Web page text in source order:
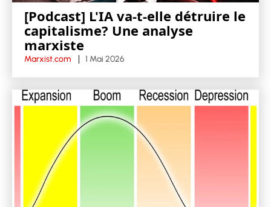
[Podcast] L'IA va-t-elle détruire le
capitalisme? Une analyse
marxiste
Marxist.com 1 Mai 2026